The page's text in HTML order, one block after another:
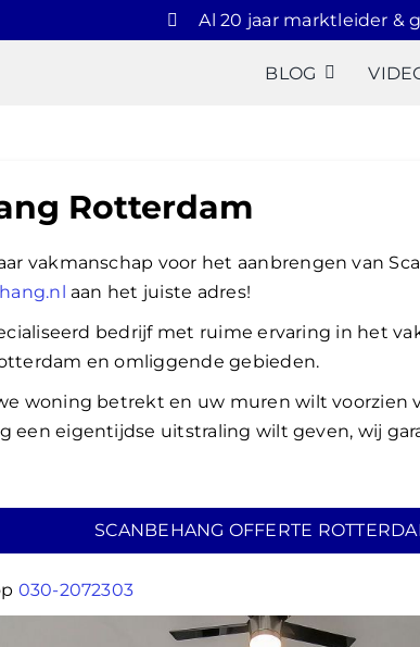
Al 20 jaar marktleider &
BLOG
Rotterdam
vakmanschap voor het aanbrengen van
aan het juiste adres!
bedrijf met ruime ervaring in het
en omliggende gebieden.
woning betrekt en uw muren wilt voorzien
een eigentijdse uitstraling wilt geven, wij
SCANBEHANG OFFERTE
030-2072303